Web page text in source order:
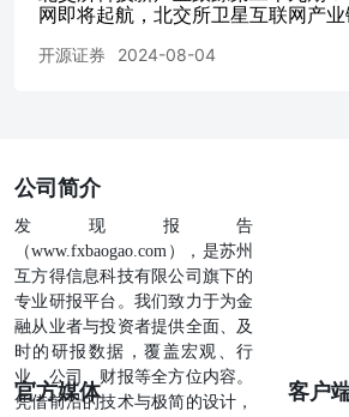
空天军工指数等指数表现较好 上
好，其中空天军工指数表现最好，
成功发射千帆星座第七批组网卫星
21时32分，长征八号运载火箭在
式，将千帆星座第七批组网卫星送
功。 千帆星座是由上海垣信卫星
互联网星座。该星座重点面向“一
速、实时、安全、可靠的空天地海
号运载火箭由中国航天科技集团一
载火箭的一员，与长征八号甲运载
级的运载能力梯队，有力提升中国
务中，长征八号运载火箭采用捆绑
网即将起航，北交所卫星互联网产
开源证券 2024-08-04
公司简介
发现报告
（www.fxbaogao.com），是苏州
互方得信息科技有限公司旗下的
专业研报平台。我们致力于为金
融从业者与投资者提供全面、及
时的研报数据，覆盖宏观、行
业、公司、财报等全方位内容。
凭借前沿的技术与极简的设计，
官方媒体 客户